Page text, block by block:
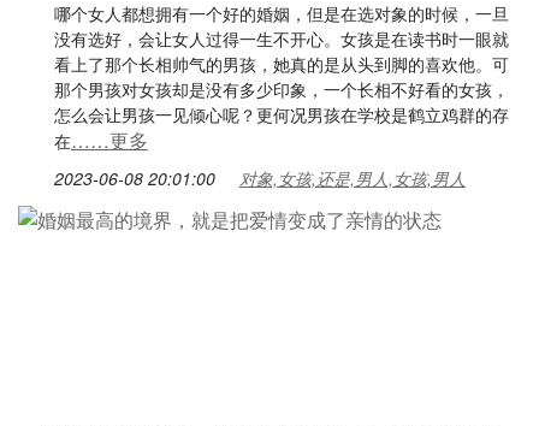
哪个女人都想拥有一个好的婚姻，但是在选对象的时候，一旦
没有选好，会让女人过得一生不开心。女孩是在读书时一眼就
看上了那个长相帅气的男孩，她真的是从头到脚的喜欢他。可
那个男孩对女孩却是没有多少印象，一个长相不好看的女孩，
怎么会让男孩一见倾心呢？更何况男孩在学校是鹤立鸡群的存
在……更多
2023-06-08 20:01:00 对象,女孩,还是,男人,女孩,男人